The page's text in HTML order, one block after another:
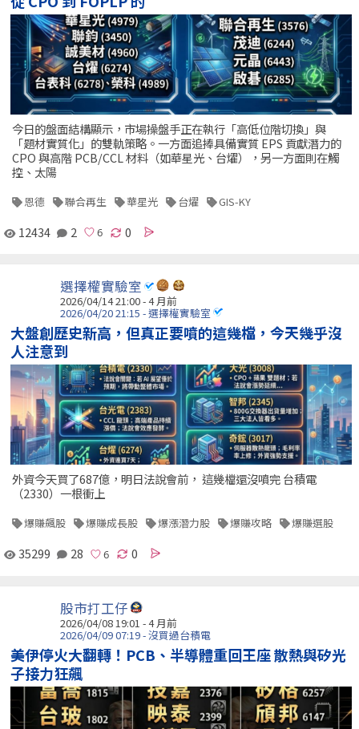
今日的盤面結構顯示，市場操盤手正在執行「高低位階切換」與
「題材實質化」的雙軌策略。一方面追捧具備實質 EPS 貢獻潛力的
CPO 與高階 PCB/CCL 材料（如華星光、台燿），另一方面則在觸
控、太陽
恩德 聯合再生 華星光 台燿 GIS-KY
12434 2 0
選擇權實驗室
2026/04/14 21:00 - 4 月前
2026/04/20 21:15 - 選擇權實驗室
大盤創歷史新高，但真正要噴的這幾檔，今天幾乎沒
人注意到
外資今天買了687億，明日法說會前， 這幾檔還沒噴完 台積電
（2330）一根衝上
爆賺飆股 爆賺成長股 爆漲潛力股 爆賺攻略 爆賺選股
35299 28 0
股市打工仔
2026/04/08 19:01 - 4 月前
2026/04/09 07:19 - 沒買過台積電
美伊停火大翻轉！PCB、半導體重回王座 散熱與矽光
子接力狂飆